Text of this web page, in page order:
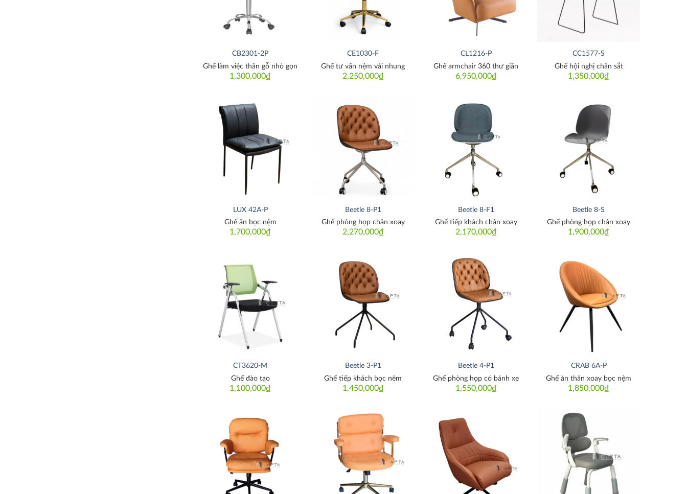
CB2301-2P
1,300,000₫
Ghế làm việc thân gỗ nhỏ gọn
CE1030-F
2,250,000₫
Ghế tư vấn nệm vải nhung
CL1216-P
6,950,000₫
Ghế armchair 360 thư giãn
CC1577-S
1,350,000₫
Ghế hội nghị chân sắt
LUX 42A-P
1,700,000₫
Ghế ăn bọc nệm
Beetle 8-P1
2,270,000₫
Ghế phòng họp chân xoay
Beetle 8-F1
2,170,000₫
Ghế tiếp khách chân xoay
Beetle 8-S
1,900,000₫
Ghế phòng họp chân xoay
CT3620-M
1,100,000₫
Ghế đào tạo
Beetle 3-P1
1,450,000₫
Ghế tiếp khách bọc nêm
Beetle 4-P1
1,550,000₫
Ghế phòng họp có bánh xe
CRAB 6A-P
1,850,000₫
Ghế ăn thân xoay bọc nệm
Thích